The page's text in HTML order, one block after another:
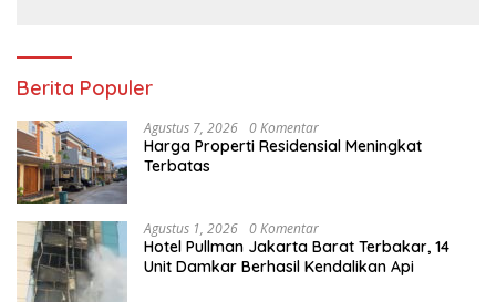
Berita Populer
Agustus 7, 2026 0 Komentar
Harga Properti Residensial Meningkat
Terbatas
Agustus 1, 2026 0 Komentar
Hotel Pullman Jakarta Barat Terbakar, 14
Unit Damkar Berhasil Kendalikan Api